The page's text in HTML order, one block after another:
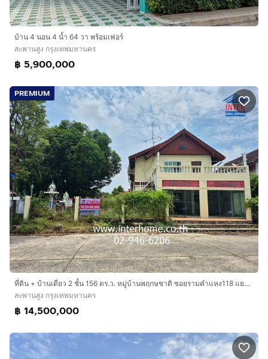
บ้าน 4 นอน 4 น้ำ 64 วา พร้อมเฟอร์
สะพานสูง กรุงเทพมหานคร
฿ 5,900,000
PREMIUM
ที่ดิน + บ้านเดี่ยว 2 ชั้น 156 ตร.ว. หมู่บ้านพฤกษชาติ ซอยรามคำแหง118 แยก13 ถนนรามคำแหง ถนนกาญจนาภิเษก เขตสะพานสูง กรุงเทพมหานคร
สะพานสูง กรุงเทพมหานคร
฿ 14,500,000